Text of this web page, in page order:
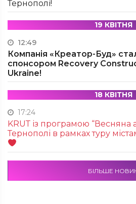
Тернополі!
19 КВІТНЯ
12:49
Компанія «Креатор-Буд»
спонсором Recovery
Ukraine!
18 КВІТНЯ
17:24
KRUТ із програмою “Весняна
Тернополі в рамках туру
БІЛЬШЕ